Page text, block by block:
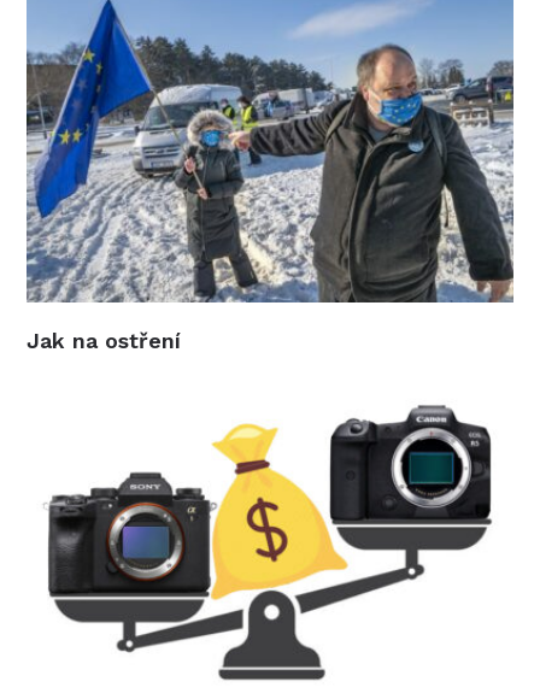
Jak na ostření